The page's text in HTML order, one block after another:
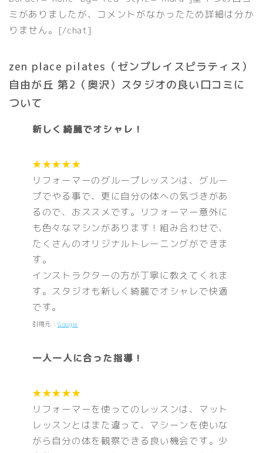
ミがありましたが、コメントがなかったため詳細は分か
りません。[/chat]
zen place pilates（ゼンプレイスピラティス）
自由が丘 第2（奥沢）スタジオの良い口コミに
ついて
新しく綺麗でオシャレ！
★★★★★
リフォーマーのグループレッスンは、グルー
プでやる事で、更に自分の体への気づきがあ
るので、おススメです。リフォーマー意外に
も色々なマシンがあります！組み合わせで、
たくさんのオリジナルトレーニングができま
す。
インストラクターの方が丁寧に教えてくれま
す。スタジオも新しく綺麗でオシャレで快適
です。
引用元： Google
一人一人に合った指導！
★★★★★
リフォーマーを使ってのレッスンは、マット
レッスンとはまた違って、マシーンを使いな
がら自分の体を観察できる良い機会です。少